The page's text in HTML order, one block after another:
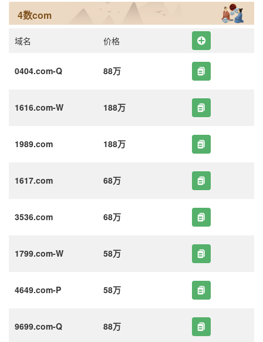
4数com
域名 价格
0404.com-Q 88万
1616.com-W 188万
1989.com 188万
1617.com 68万
3536.com 68万
1799.com-W 58万
4649.com-P 58万
9699.com-Q 88万